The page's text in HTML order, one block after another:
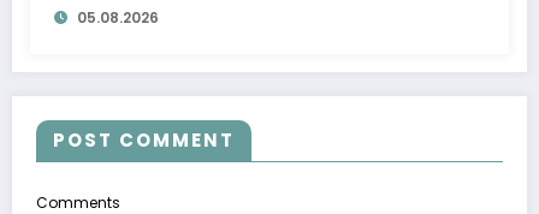
05.08.2026
POST COMMENT
Comments